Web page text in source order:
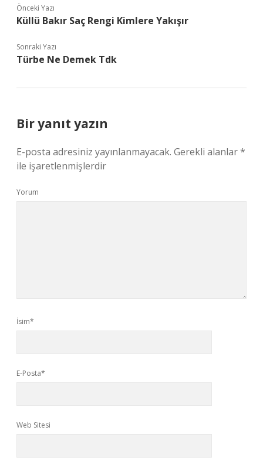
Önceki Yazı
Küllü Bakır Saç Rengi Kimlere Yakışır
Sonraki Yazı
Türbe Ne Demek Tdk
Bir yanıt yazın
E-posta adresiniz yayınlanmayacak. Gerekli alanlar*
ile işaretlenmişlerdir
Yorum
İsim*
E-Posta*
Web Sitesi